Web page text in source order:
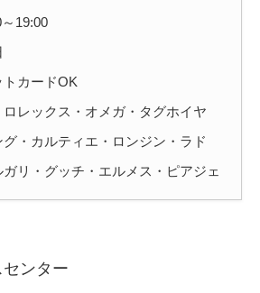
19:00
トカードOK
ロレックス・オメガ・タグホイヤ
・カルティエ・ロンジン・ラド
リ・グッチ・エルメス・ピアジェ
ンター